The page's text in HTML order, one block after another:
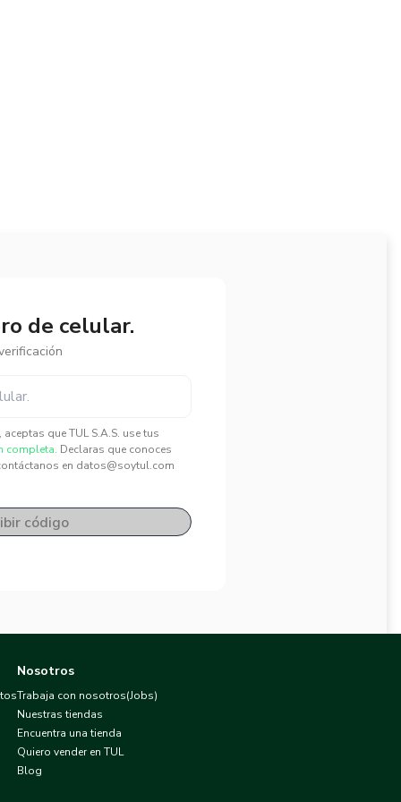
de celular.
que TUL S.A.S. use tus
completa. Declaras que conoces
en datos@soytul.com
código
Nosotros
Trabaja con nosotros(Jobs)
Nuestras tiendas
Encuentra una tienda
Quiero vender en TUL
Blog